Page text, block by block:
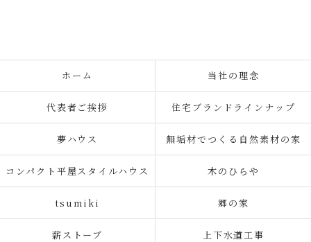
ホーム 当社の理念
代表者ご挨拶 住宅ブランドラインナップ
夢ハウス 無垢材でつくる自然素材の家
コンパクト平屋スタイルハウス 木のひらや
tsumiki 郷の家
薪ストーブ 上下水道工事